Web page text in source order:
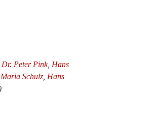
Dr. Peter Pink, Hans
Maria Schulz, Hans